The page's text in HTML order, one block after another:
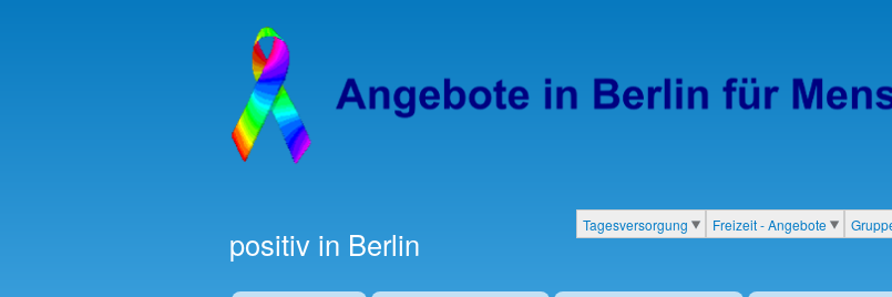
positiv in Berlin Kategorien
Tagesversorgung Freizeit - Angebote